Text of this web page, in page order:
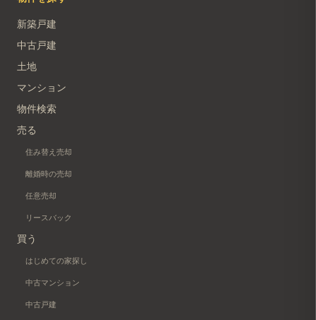
新築戸建
中古戸建
土地
マンション
物件検索
売る
住み替え売却
離婚時の売却
任意売却
リースバック
買う
はじめての家探し
中古マンション
中古戸建